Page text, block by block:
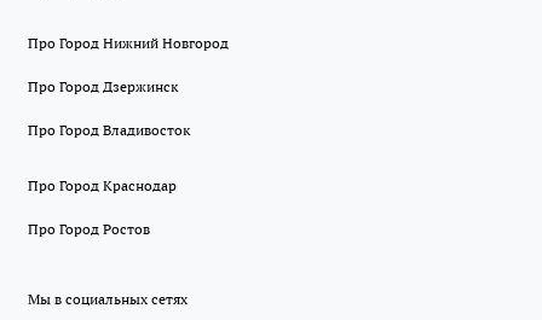
Про Город Нижний Новгород
Про Город Дзержинск
Про Город Владивосток
Про Город Краснодар
Про Город Ростов
Мы в социальных сетях